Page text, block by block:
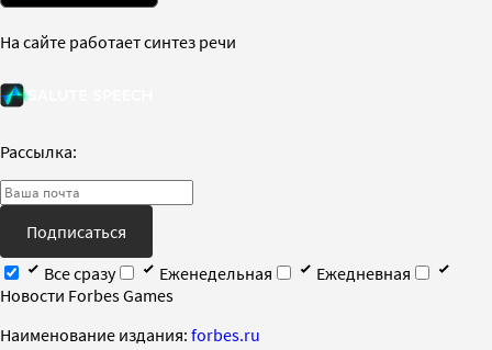
На сайте работает синтез речи
Рассылка:
Подписаться
Все сразу
Еженедельная
Ежедневная
Новости Forbes Games
Наименование издания: forbes.ru